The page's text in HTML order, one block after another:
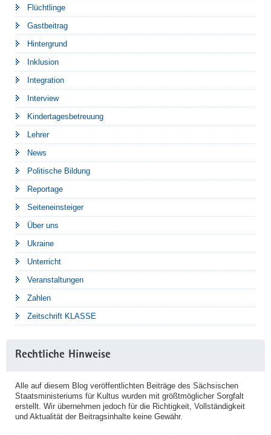
Flüchtlinge
Gastbeitrag
Hintergrund
Inklusion
Integration
Interview
Kindertagesbetreuung
Lehrer
News
Politische Bildung
Reportage
Seiteneinsteiger
Über uns
Ukraine
Unterricht
Veranstaltungen
Zahlen
Zeitschrift KLASSE
Rechtliche Hinweise
Alle auf diesem Blog veröffentlichten Beiträge des Sächsischen
Staatsministeriums für Kultus wurden mit größtmöglicher Sorgfalt
erstellt. Wir übernehmen jedoch für die Richtigkeit, Vollständigkeit
und Aktualität der Beitragsinhalte keine Gewähr.